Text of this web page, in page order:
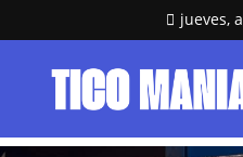
jueves,